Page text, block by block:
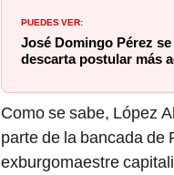
PUEDES VER:
José Domingo Pérez
descarta postular más
Como se sabe, López
parte de la bancada de
exburgomaestre